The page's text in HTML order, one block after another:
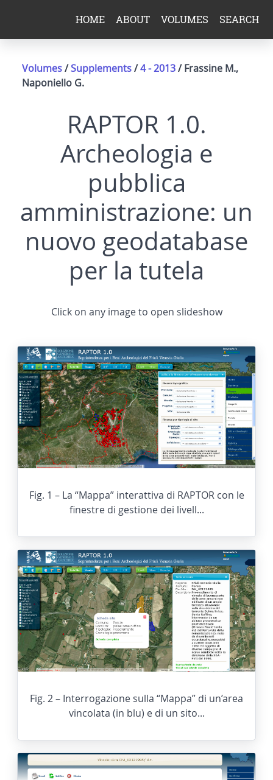
HOME ABOUT VOLUMES SEARCH
Volumes/Supplements/4 - 2013/ Frassine M.,
Naponiello G.
RAPTOR 1.0.
Archeologia e
pubblica
amministrazione: un
nuovo geodatabase
per la tutela
Click on any image to open slideshow
Fig. 1 – La “Mappa” interattiva di RAPTOR con le
finestre di gestione dei livell...
Fig. 2 – Interrogazione sulla “Mappa” di un’area
vincolata (in blu) e di un sito...